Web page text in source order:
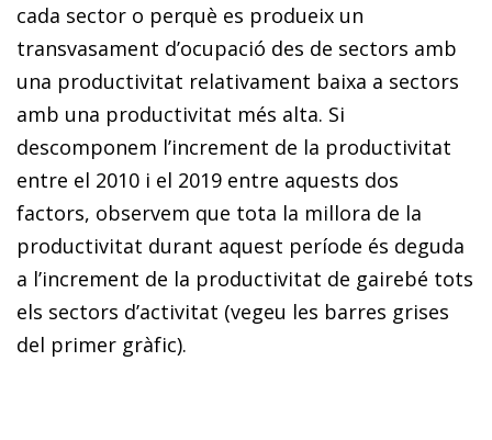
cada sector o perquè es produeix un
transvasament d’ocupació des de sectors amb
una productivitat relativament baixa a sectors
amb una productivitat més alta. Si
descomponem l’increment de la productivitat
entre el 2010 i el 2019 entre aquests dos
factors, observem que tota la millora de la
productivitat durant aquest període és deguda
a l’increment de la productivitat de gairebé tots
els sectors d’activitat (vegeu les barres grises
del primer gràfic).